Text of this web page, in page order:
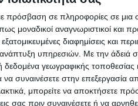
πρόσβαση σε πληροφορίες σε
μοναδικοί αναγνωριστικοί και
διαφημίσεις και
ανάπτυξη υπηρεσιών. Με την άδειά
γεωγραφικής τοποθεσίας
συναινέσετε στην επεξεργασία
μπορείτε να αποκτήσετε
σας πριν συναινέσετε ή να
Υγείας και Διακοπής
και Επιστημονικά
«Σωτηρία», φέτος,
άλλη χρονιά.
η βρετανική